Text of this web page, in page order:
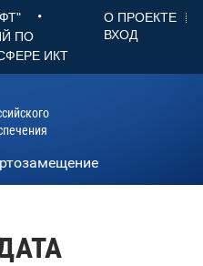
•
ПО
ИКТ
О ПРОЕКТЕ
ВХОД